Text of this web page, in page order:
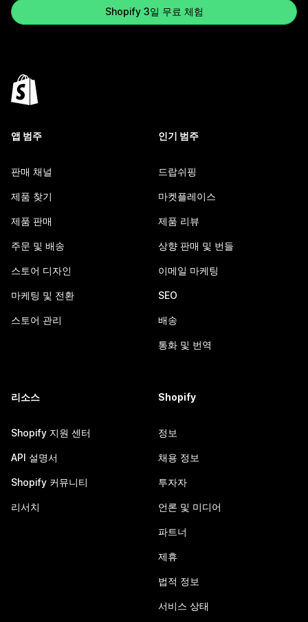
Shopify 3일 무료 체험
앱 범주
판매 채널
제품 찾기
제품 판매
주문 및 배송
스토어 디자인
마케팅 및 전환
스토어 관리
인기 범주
드랍쉬핑
마켓플레이스
제품 리뷰
상향 판매 및 번들
이메일 마케팅
SEO
배송
통화 및 번역
리소스
Shopify 지원 센터
API 설명서
Shopify 커뮤니티
리서치
Shopify
정보
채용 정보
투자자
언론 및 미디어
파트너
제휴
법적 정보
서비스 상태